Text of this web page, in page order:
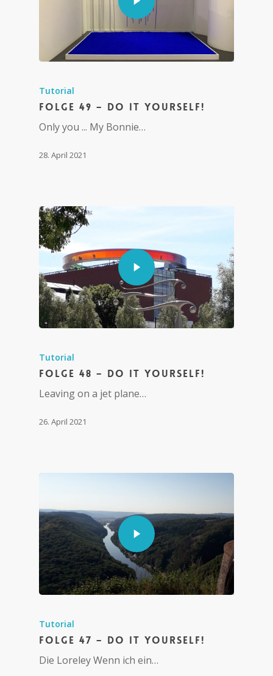
Tutorial
Folge 49 – Do it yourself!
Only you ... My Bonnie…
28. April 2021
Tutorial
Folge 48 – Do it yourself!
Leaving on a jet plane…
26. April 2021
Tutorial
Folge 47 – Do it yourself!
Die Loreley Wenn ich ein…